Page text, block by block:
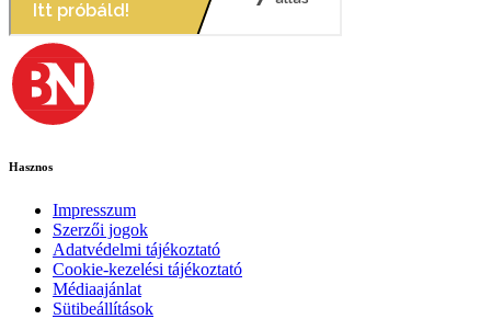
Hasznos
Impresszum
Szerzői jogok
Adatvédelmi tájékoztató
Cookie-kezelési tájékoztató
Médiaajánlat
Sütibeállítások